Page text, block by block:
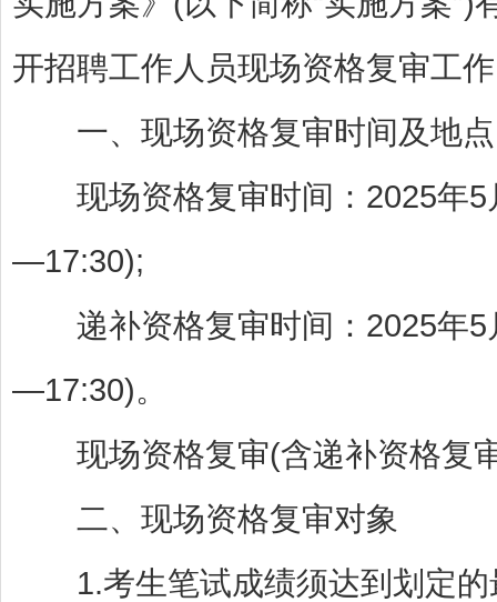
开招聘工作人员现场资格复审工
一、现场资格复审时间及地点
现场资格复审时间：2025年5
—17:30);
递补资格复审时间：2025年5
—17:30)。
现场资格复审(含递补资格复
二、现场资格复审对象
1.考生笔试成绩须达到划定的